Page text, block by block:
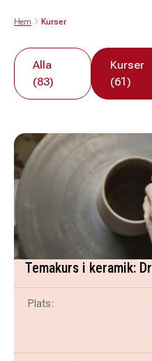
Hem Kurser
Alla
(83)
Kurser
(61)
Temakurs i keramik:
Plats: